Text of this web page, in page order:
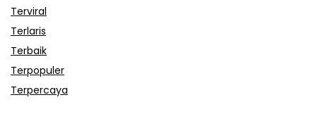
Terviral
Terlaris
Terbaik
Terpopuler
Terpercaya